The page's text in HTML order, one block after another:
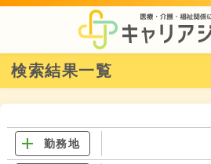
検索結果一覧
勤務地